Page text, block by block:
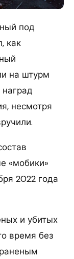
под
как
на штурм
несмотря
«мобики»
2022 года
и убитых
время без